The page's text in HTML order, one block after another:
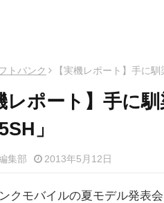
トバンク 【実機レポート】手に
レポート】手に
」
集部 2013年5月12日
クモバイルの夏モデル発表